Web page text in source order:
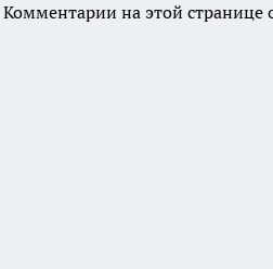
Комментарии на этой странице